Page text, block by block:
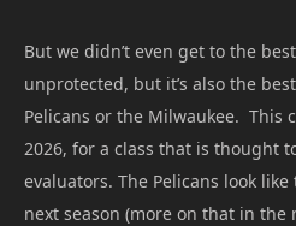
But we didn’t even get to the
unprotected, but it’s also the
Pelicans or the Milwaukee. This
2026, for a class that is thought
evaluators. The Pelicans look
next season (more on that in the